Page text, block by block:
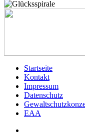
Startseite
Kontakt
Impressum
Datenschutz
EAA